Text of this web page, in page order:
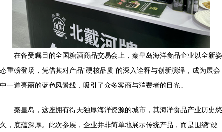
在备受瞩目的全国糖酒商品交易会上，秦皇岛海洋食品企业以全新姿
态重磅登场，凭借其对产品“硬核品质”的深入诠释与创新演绎，成为展会
中一道亮丽的蓝色风景线，吸引了众多客商与消费者的目光。
秦皇岛，这座拥有得天独厚海洋资源的城市，其海洋食品产业历史悠
久，底蕴深厚。此次参展，企业并非简单地展示传统产品，而是围绕“硬